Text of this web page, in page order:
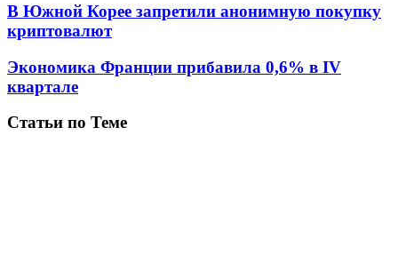
В Южной Корее запретили анонимную покупку
криптовалют
Экономика Франции прибавила 0,6% в IV
квартале
Статьи по Теме